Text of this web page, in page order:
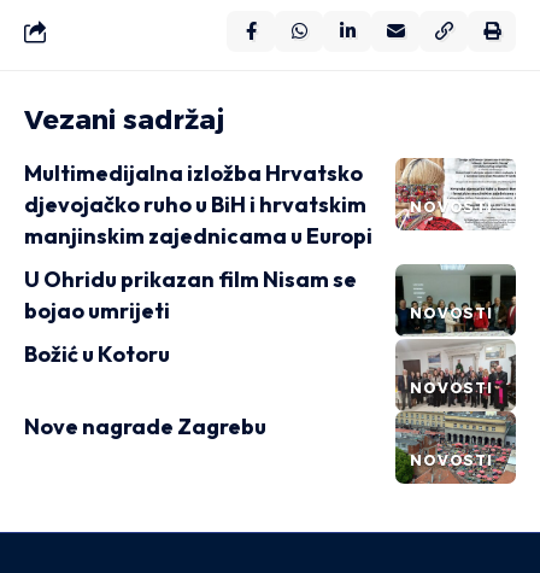
Vezani sadržaj
NOVOSTI
Multimedijalna izložba Hrvatsko
djevojačko ruho u BiH i hrvatskim
manjinskim zajednicama u Europi
NOVOSTI
U Ohridu prikazan film Nisam se
bojao umrijeti
NOVOSTI
Božić u Kotoru
NOVOSTI
Nove nagrade Zagrebu